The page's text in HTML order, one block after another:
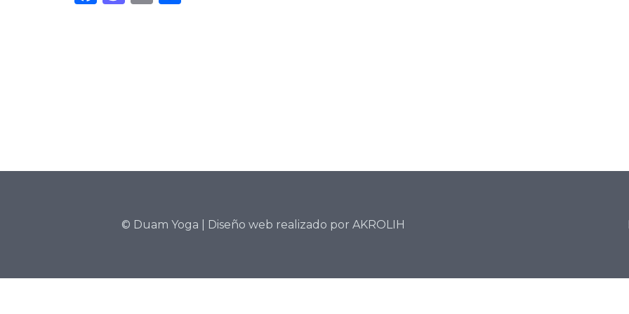
© Duam Yoga | Diseño web realizado por AKROLIH